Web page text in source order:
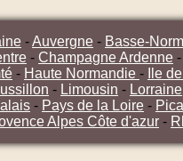
-Auvergne - Basse-
- Champagne Ardenne -
- Haute Normandie - Ile
- Limousin - Lorraine
- Pays de la Loire -
Alpes Côte d'azur -